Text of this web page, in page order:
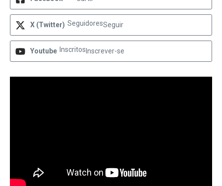
X (Twitter) SeguidoresSeguir
Youtube Inscritos Inscrever-se